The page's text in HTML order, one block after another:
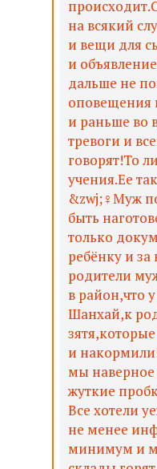
на всякий
и вещи для
и
дальше не
оповещения
и раньше во
тревоги и
говорят!То
учения.Ее
&zwj;♀️Муж
быть
только
ребёнку и
родители
в район,что
Шанхай,к
и
мы наверное
жуткие
Все хотели
не менее
минимум и